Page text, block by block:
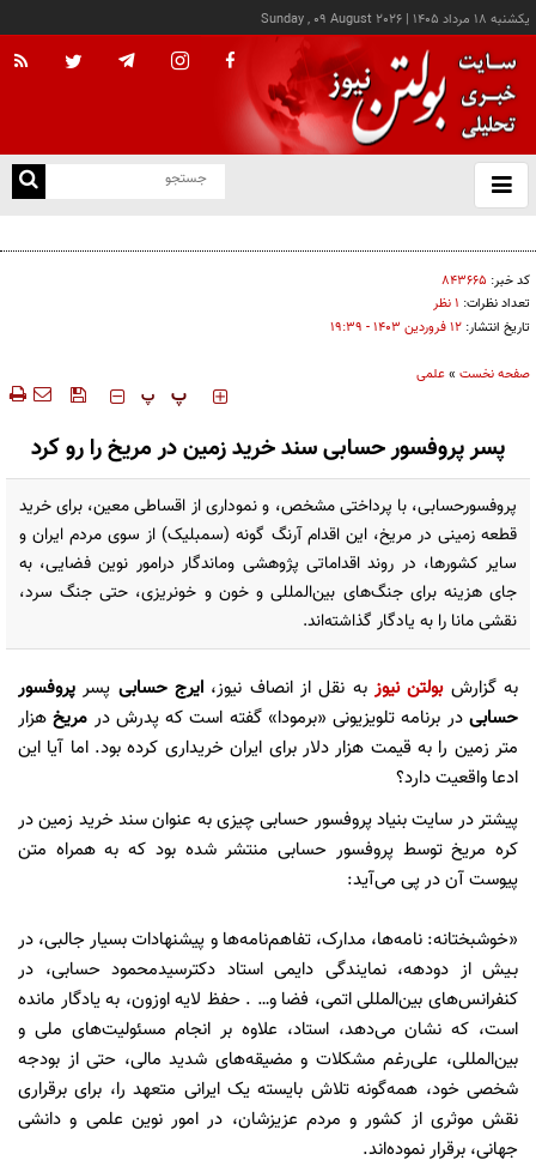
يکشنبه ۱۸ مرداد ۱۴۰۵ |
Sunday , 09 August 2026
باز
و
کد خبر: ۸۴۳۶۶۵
تعداد نظرات: ۱ نظر
تاریخ انتشار: ۱۲ فروردين ۱۴۰۳ - ۱۹:۳۹
صفحه نخست »علمی
‍‍‍ پ پ
پسر پروفسور حسابی سند خرید زمین در مریخ را رو کرد
پروفسورحسابی، با پرداختی مشخص، و نموداری از اقساطی معین، برای خرید
قطعه زمینی در مریخ، این اقدام آرنگ گونه (سمبلیک) از سوی مردم ایران و
سایر کشورها، در روند اقداماتی پژوهشی وماندگار درامور نوین فضایی، به
جای هزینه برای جنگ‌های بین‌المللی و خون و خونریزی، حتی جنگ سرد،
نقشی مانا را به یادگار گذاشته‌اند.
به گزارش بولتن نیوز به نقل از انصاف نیوز، ایرج حسابی پسرپروفسور
حسابیدر برنامه تلویزیونی «برمودا» گفته است که پدرش در مریخ هزار
متر زمین را به قیمت هزار دلار برای ایران خریداری کرده بود. اما آیا این
ادعا واقعیت دارد؟
پیشتر در سایت بنیاد پروفسور حسابی چیزی به عنوان سند خرید زمین در
کره مریخ توسط پروفسور حسابی منتشر شده بود که به همراه متن
پیوست آن در پی می‌آید:
«خوشبختانه: نامه‌ها، مدارک، تفاهم‌نامه‌ها و پیشنهادات بسیار جالبی، در
بـیش از دودهه، نمایندگی دایمی استاد دکترسیدمحمود حسابی، در
کنفرانس‌های بین‌المللی اتمی، فضا و… . حفظ لایه اوزون، به یادگار مانده
است، که نشان می‌دهد، استاد، علاوه بر انجام مسئولیت‌های ملی و
بین‌المللی، علی‌رغم مشکلات و مضیقه‌های شدید مالی، حتی از بودجه
شخصی خود، همه‌گونه تلاش بایسته یک ایرانی متعهد را، برای برقراری
نقش موثری از کشور و مردم عزیزشان، در امور نوین علمی و دانشی
جهانی، برقرار نموده‌اند.